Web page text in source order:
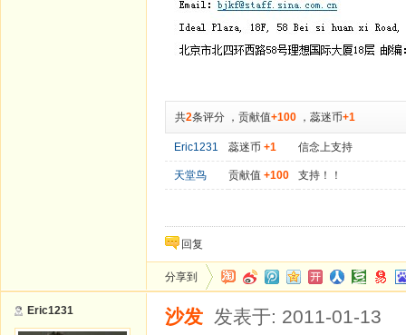
共2条评分 ， 贡献值+100 ， 蕊迷币+1
Eric1231 蕊迷币 +1 信念上支持
天堂鸟 贡献值 +100 支持！！
回复
分享到
Eric1231 沙发 发表于: 2011-01-13